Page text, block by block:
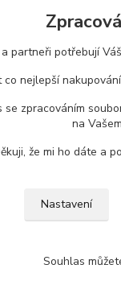
partneři potřebují Váš
co nejlepší
zpracováním
na
že mi ho dáte a
Nastavení
Souhlas